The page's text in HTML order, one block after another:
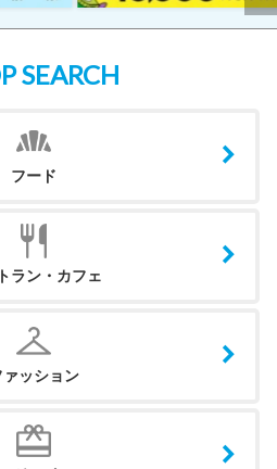
SEARCH
フード
ラン・カフェ
ァッション